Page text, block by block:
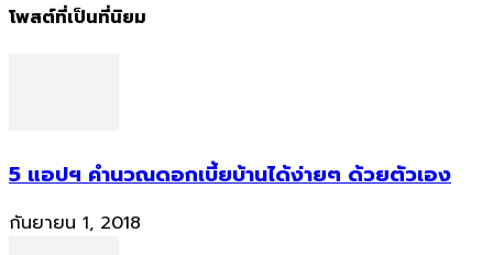
โพสต์ที่เป็นที่นิยม
5 แอปฯ คำนวณดอกเบี้ยบ้านได้ง่ายๆ ด้วยตัวเอง
กันยายน 1, 2018